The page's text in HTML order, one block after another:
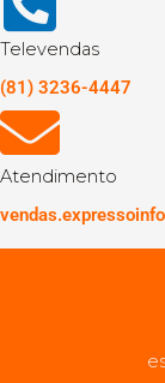
Televendas
(81) 3236-4447
Atendimento